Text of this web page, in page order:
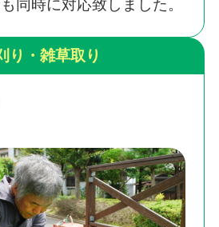
同時に対応致しました。
り・雑草取り